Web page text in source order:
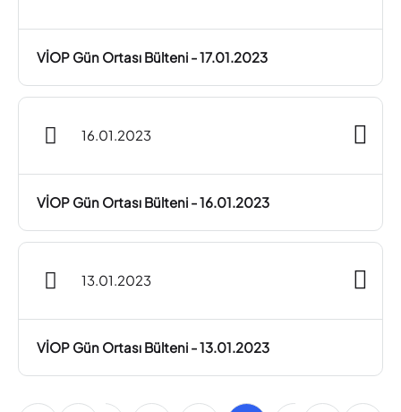
VİOP Gün Ortası Bülteni - 17.01.2023
16.01.2023
VİOP Gün Ortası Bülteni - 16.01.2023
13.01.2023
VİOP Gün Ortası Bülteni - 13.01.2023